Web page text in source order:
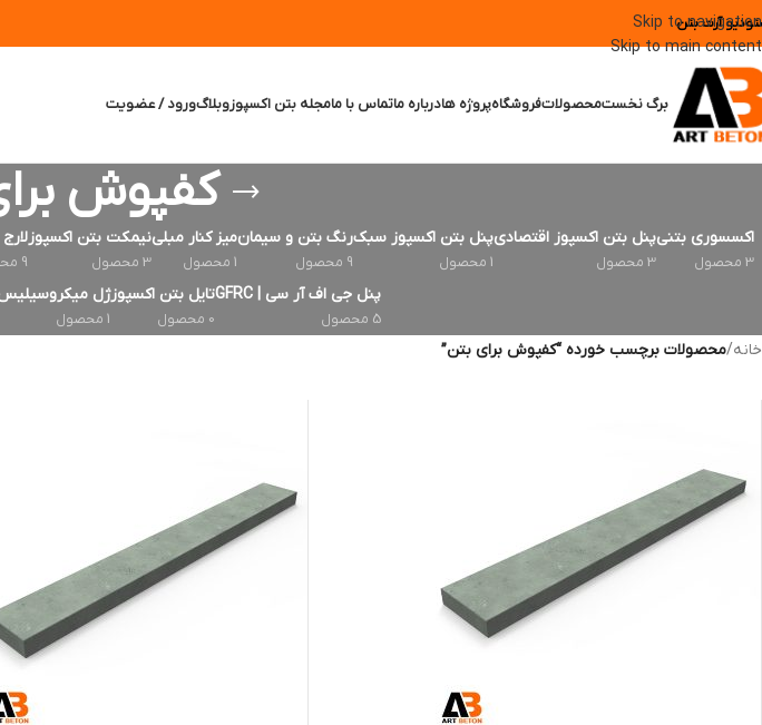
Skip to navigation
Skip to main content
آرت بتن
برگ نخستمحصولاتفروشگاهپروژه هادرباره ماتماس با مامجله بتن اکسپوزوبلاگورود / عضویت
کفپوش
اکسسوری بتنی
3 محصول
پنل بتن اکسپوز اقتصادی
3 محصول
پنل بتن اکسپوز سبک
1 محصول
رنگ بتن و سیمان
9 محصول
میز کنار مبلی
1 محصول
نیمکت بتن اکسپوز
3 محصول 9 محصول
پنل جی اف آر سی | GFRC
5 محصول
تایل بتن اکسپوز
0 محصول
ژل
1 محصول
خانه/محصولات برچسب خورده “کفپوش برای بتن”